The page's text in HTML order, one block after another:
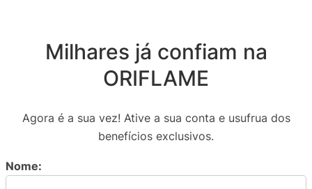
Milhares já confiam na
ORIFLAME
Agora é a sua vez! Ative a sua conta e usufrua dos
benefícios exclusivos.
Nome: